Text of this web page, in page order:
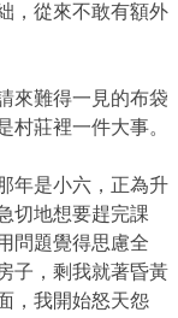
，從來不敢有額外
來難得一見的布袋
村莊裡一件大事。
年是小六，正為升
切地想要趕完課
問題覺得思慮全
子，剩我就著昏黃
，我開始怒天怨